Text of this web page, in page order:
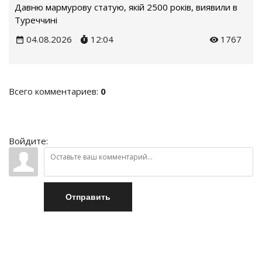
Давню мармурову статую, якій 2500 років, виявили в
Туреччині
04.08.2026
12:04 1767
Всего комментариев: 0
Войдите:
Отправить